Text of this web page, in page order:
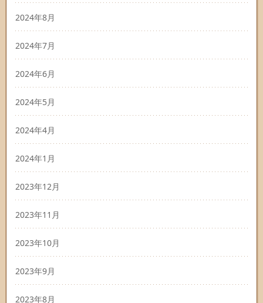
2024年8月
2024年7月
2024年6月
2024年5月
2024年4月
2024年1月
2023年12月
2023年11月
2023年10月
2023年9月
2023年8月